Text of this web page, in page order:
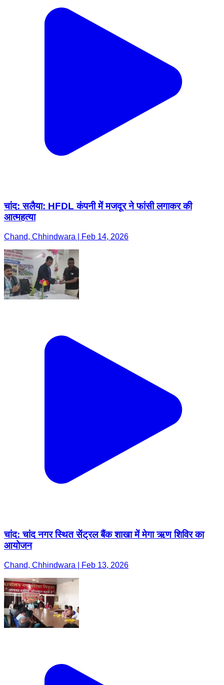
चांद: सलैया: HFDL कंपनी में मजदूर ने फांसी लगाकर की
आत्महत्या
Chand, Chhindwara | Feb 14, 2026
चांद: चांद नगर स्थित सेंट्रल बैंक शाखा में मेगा ऋण शिविर का
आयोजन
Chand, Chhindwara | Feb 13, 2026